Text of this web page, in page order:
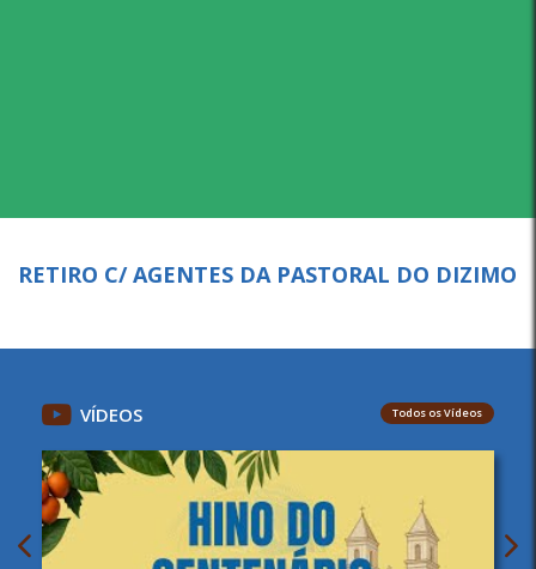
RETIRO C/ AGENTES DA PASTORAL DO DIZIMO
VÍDEOS Todos os Vídeos